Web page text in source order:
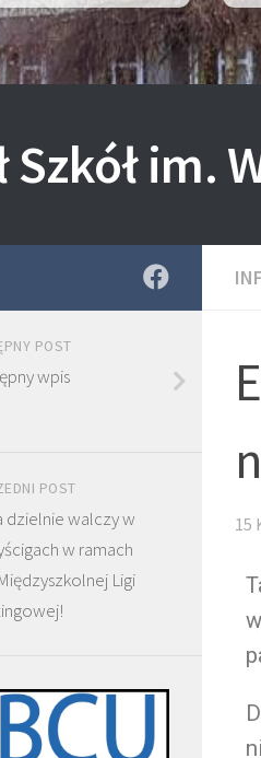
Szkół im.
15
POST
wpis
POST
dzielnie walczy w
w ramach
Ligi